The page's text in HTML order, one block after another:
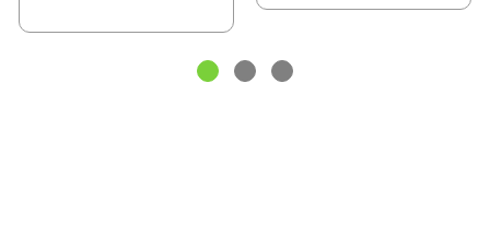
Aggiungi CRESCINA
IF
VITABOOST